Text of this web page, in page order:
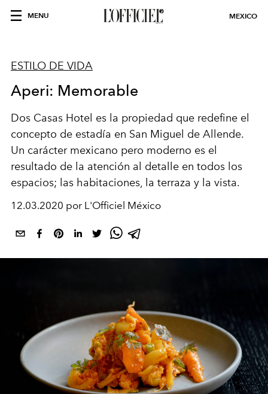
MENU MEXICO
ESTILO DE VIDA
Aperi: Memorable
Dos Casas Hotel es la propiedad que redefine el
concepto de estadía en San Miguel de Allende.
Un carácter mexicano pero moderno es el
resultado de la atención al detalle en todos los
espacios; las habitaciones, la terraza y la vista.
12.03.2020 por L'Officiel México